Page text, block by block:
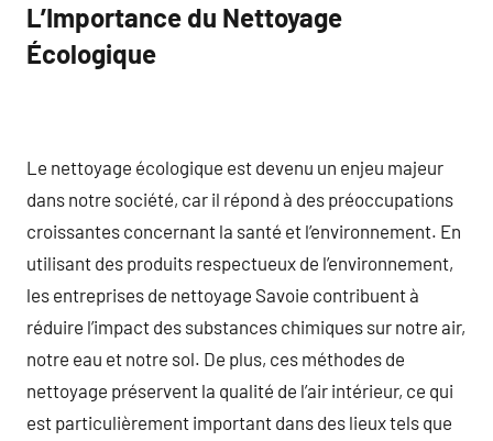
L’Importance du Nettoyage
Écologique
Le nettoyage écologique est devenu un enjeu majeur
dans notre société, car il répond à des préoccupations
croissantes concernant la santé et l’environnement. En
utilisant des produits respectueux de l’environnement,
les entreprises de nettoyage Savoie contribuent à
réduire l’impact des substances chimiques sur notre air,
notre eau et notre sol. De plus, ces méthodes de
nettoyage préservent la qualité de l’air intérieur, ce qui
est particulièrement important dans des lieux tels que